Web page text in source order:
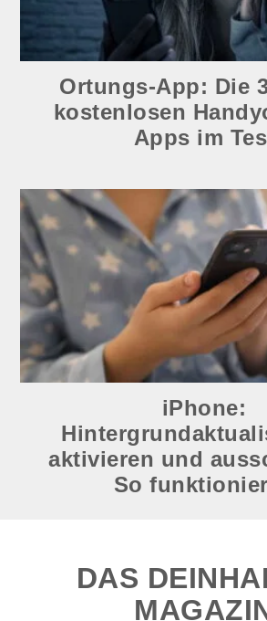
Ortungs-App: Die
kostenlosen
iPhone:
aktivieren und
DAS